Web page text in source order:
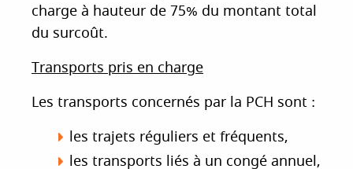
charge à hauteur de 75% du montant total
du surcoût.
Transports pris en charge
Les transports concernés par la PCH sont :
les trajets réguliers et fréquents,
les transports liés à un congé annuel,